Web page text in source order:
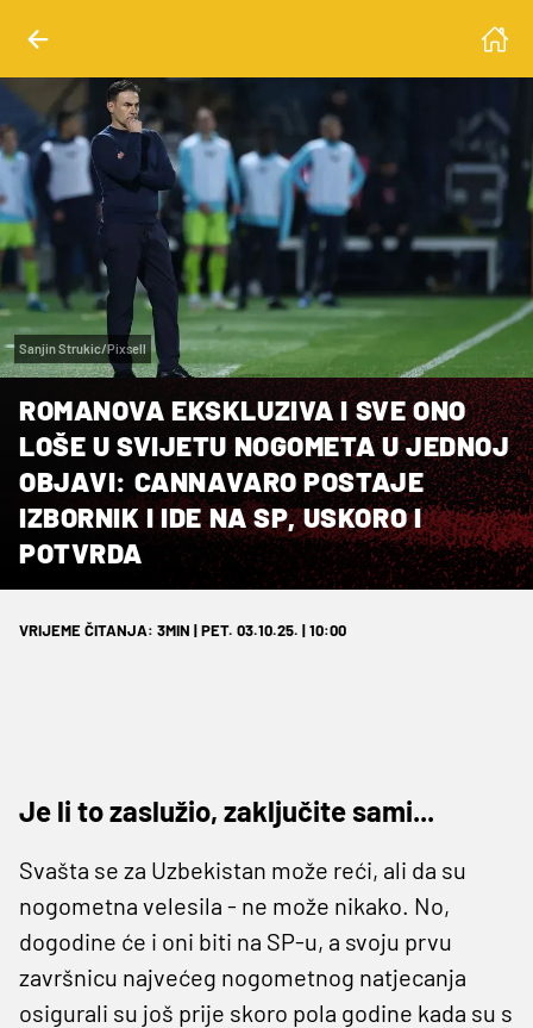
Sanjin Strukic/Pixsell
ROMANOVA EKSKLUZIVA I SVE ONO
LOŠE U SVIJETU NOGOMETA U JEDNOJ
OBJAVI: CANNAVARO POSTAJE
IZBORNIK I IDE NA SP, USKORO I
POTVRDA
VRIJEME ČITANJA: 3MIN | PET. 03.10.25. | 10:00
Je li to zaslužio, zaključite sami...
Svašta se za Uzbekistan može reći, ali da su
nogometna velesila - ne može nikako. No,
dogodine će i oni biti na SP-u, a svoju prvu
završnicu najvećeg nogometnog natjecanja
osigurali su još prije skoro pola godine kada su s